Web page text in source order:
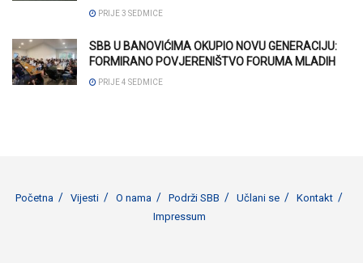
PRIJE 3 SEDMICE
SBB U BANOVIĆIMA OKUPIO NOVU GENERACIJU:
FORMIRANO POVJERENIŠTVO FORUMA MLADIH
PRIJE 4 SEDMICE
Početna Vijesti O nama Podrži SBB Učlani se
Kontakt
Impressum